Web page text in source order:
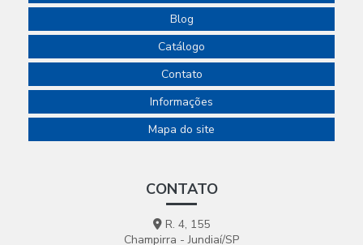
Blog
Catálogo
Contato
Informações
Mapa do site
CONTATO
R. 4, 155
Champirra - Jundiaí/SP